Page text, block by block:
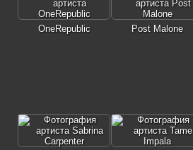
OneRepublic Post Malone